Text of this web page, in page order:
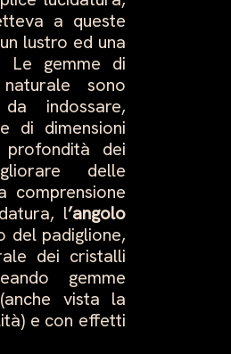
a queste
lustro ed una
Le gemme di
sono
indossare,
di dimensioni
dei
delle
comprensione
l’angolo
del padiglione,
dei cristalli
gemme
vista la
e con effetti